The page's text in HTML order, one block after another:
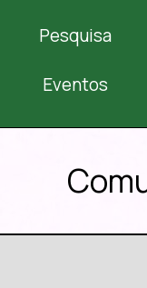
Pesquisa
Eventos